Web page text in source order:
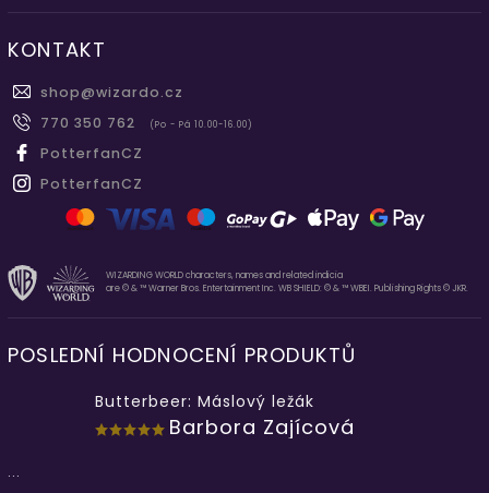
KONTAKT
shop@wizardo.cz
770 350 762
(Po - Pá 10.00-16.00)
PotterfanCZ
PotterfanCZ
WIZARDING WORLD characters, names and related indicia
are © & ™ Warner Bros. Entertainment Inc. WB SHIELD: © & ™ WBEI. Publishing Rights © JKR.
POSLEDNÍ HODNOCENÍ PRODUKTŮ
Butterbeer: Máslový ležák
Barbora Zajícová
...